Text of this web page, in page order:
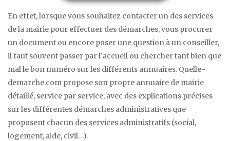
En effet, lorsque vous souhaitez contacter un des services
de la mairie pour effectuer des démarches, vous procurer
un document ou encore poser une question à un conseiller,
il faut souvent passer par l’accueil ou chercher tant bien que
mal le bon numéro sur les différents annuaires. Quelle-
demarche.com propose son propre annuaire de mairie
détaillé, service par service, avec des explications précises
sur les différentes démarches administratives que
proposent chacun des services administratifs (social,
logement, aide, civil…).